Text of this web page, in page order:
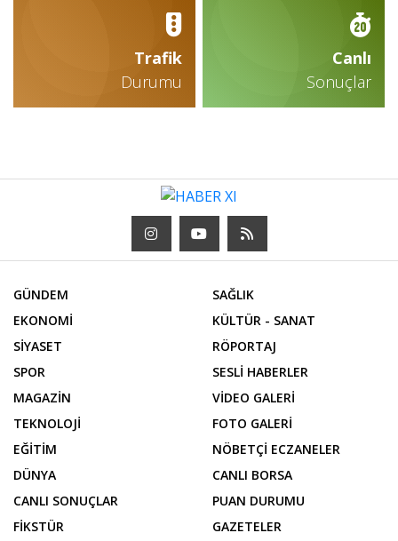
Trafik
Durumu
Canlı
Sonuçlar
GÜNDEM
EKONOMİ
SİYASET
SPOR
MAGAZİN
TEKNOLOJİ
EĞİTİM
DÜNYA
SAĞLIK
KÜLTÜR - SANAT
RÖPORTAJ
SESLİ HABERLER
VİDEO GALERİ
FOTO GALERİ
NÖBETÇİ ECZANELER
CANLI BORSA
CANLI SONUÇLAR
FİKSTÜR
PUAN DURUMU
GAZETELER